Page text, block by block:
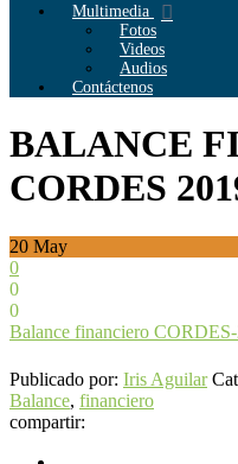
Multimedia
Fotos
Videos
Audios
Contáctenos
BALANCE
CORDES
20 May
0
0
0
Balance financiero
Publicado por: Iris Aguilar
Balance, financiero
compartir: